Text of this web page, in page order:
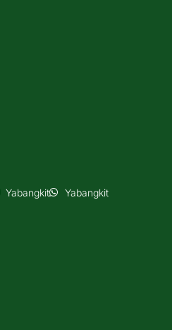
Yabangkit Yabangkit